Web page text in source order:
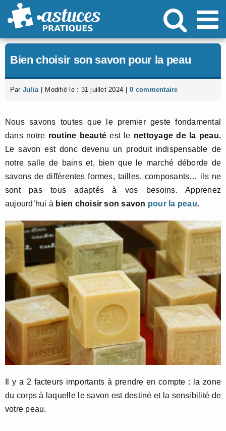
Passer
au
Bien choisir son savon pour la peau
Par Julia Modifié le : 31 juillet 2024 0 commentaire
Nous savons toutes que le premier geste fondamental
dans notre routine beauté est le nettoyage de la peau.
Le savon est donc devenu un produit indispensable de
notre salle de bains et, bien que le marché déborde de
savons de différentes formes, tailles, composants… ils ne
sont pas tous adaptés à vos besoins. Apprenez
aujourd’hui à bien choisir son savon pour la peau.
Il y a 2 facteurs importants à prendre en compte : la zone
du corps à laquelle le savon est destiné et la sensibilité de
votre peau.